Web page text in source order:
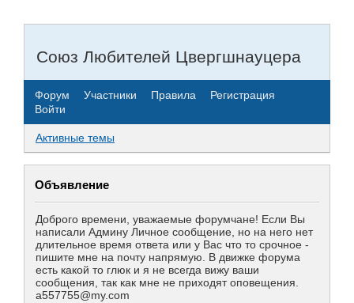
Союз Любителей Цвергшнауцера
Форум Участники Правила
Регистрация
Войти
Активные темы
Объявление
Доброго времени, уважаемые форумчане! Если Вы
написали Админу Личное сообщение, но на него нет
длительное время ответа или у Вас что то срочное -
пишите мне на почту напрямую. В движке форума
есть какой то глюк и я не всегда вижу ваши
сообщения, так как мне не приходят оповещения.
a557755@my.com